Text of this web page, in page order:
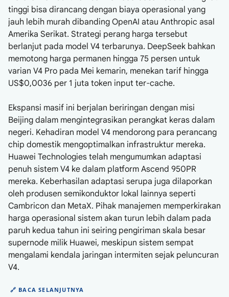
tinggi bisa dirancang dengan biaya operasional yang
jauh lebih murah dibanding OpenAI atau Anthropic asal
Amerika Serikat. Strategi perang harga tersebut
berlanjut pada model V4 terbarunya. DeepSeek bahkan
memotong harga permanen hingga 75 persen untuk
varian V4 Pro pada Mei kemarin, menekan tarif hingga
US$0,0036 per 1 juta token input ter-cache.
Ekspansi masif ini berjalan beriringan dengan misi
Beijing dalam mengintegrasikan perangkat keras dalam
negeri. Kehadiran model V4 mendorong para perancang
chip domestik mengoptimalkan infrastruktur mereka.
Huawei Technologies telah mengumumkan adaptasi
penuh sistem V4 ke dalam platform Ascend 950PR
mereka. Keberhasilan adaptasi serupa juga dilaporkan
oleh produsen semikonduktor lokal lainnya seperti
Cambricon dan MetaX. Pihak manajemen memperkirakan
harga operasional sistem akan turun lebih dalam pada
paruh kedua tahun ini seiring pengiriman skala besar
supernode milik Huawei, meskipun sistem sempat
mengalami kendala jaringan intermiten sejak peluncuran
V4.
🔗 BACA SELANJUTNYA